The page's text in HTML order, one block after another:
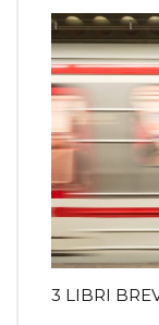
3 LIBRI